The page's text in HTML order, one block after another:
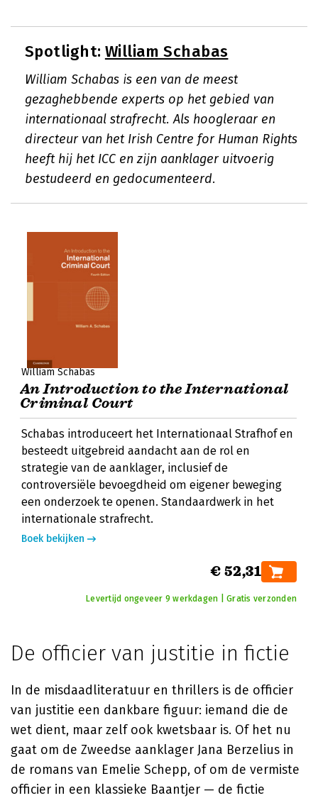
Spotlight: William Schabas
William Schabas is een van de meest
gezaghebbende experts op het gebied van
internationaal strafrecht. Als hoogleraar en
directeur van het Irish Centre for Human Rights
heeft hij het ICC en zijn aanklager uitvoerig
bestudeerd en gedocumenteerd.
William Schabas
An Introduction to the International
Criminal Court
Schabas introduceert het Internationaal Strafhof en
besteedt uitgebreid aandacht aan de rol en
strategie van de aanklager, inclusief de
controversiële bevoegdheid om eigener beweging
een onderzoek te openen. Standaardwerk in het
internationale strafrecht.
Boek bekijken
€ 52,31
Levertijd ongeveer 9 werkdagen | Gratis verzonden
De officier van justitie in fictie
In de misdaadliteratuur en thrillers is de officier
van justitie een dankbare figuur: iemand die de
wet dient, maar zelf ook kwetsbaar is. Of het nu
gaat om de Zweedse aanklager Jana Berzelius in
de romans van Emelie Schepp, of om de vermiste
officier in een klassieke Baantjer — de fictie